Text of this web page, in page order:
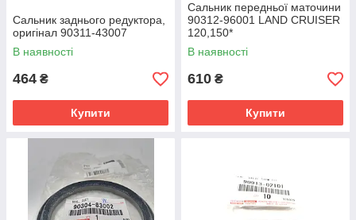
Сальник заднього редуктора,
оригінал 90311-43007
В наявності
464 ₴
Купити
Сальник передньої маточини
90312-96001 LAND CRUISER
120,150*
В наявності
610 ₴
Купити